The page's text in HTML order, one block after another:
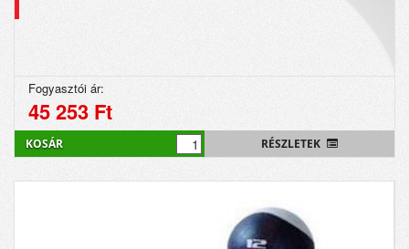
Fogyasztói ár:
45 253 Ft
RÉSZLETEK
KOSÁR